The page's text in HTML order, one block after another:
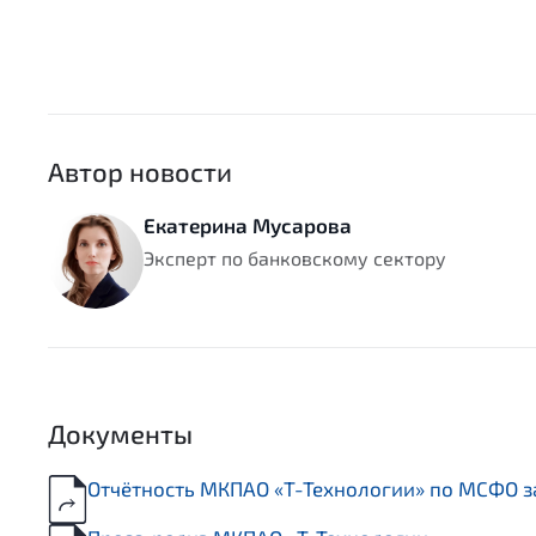
Автор новости
Екатерина Мусарова
Эксперт по банковскому сектору
Документы
Отчётность МКПАО «Т-Технологии» по МСФО